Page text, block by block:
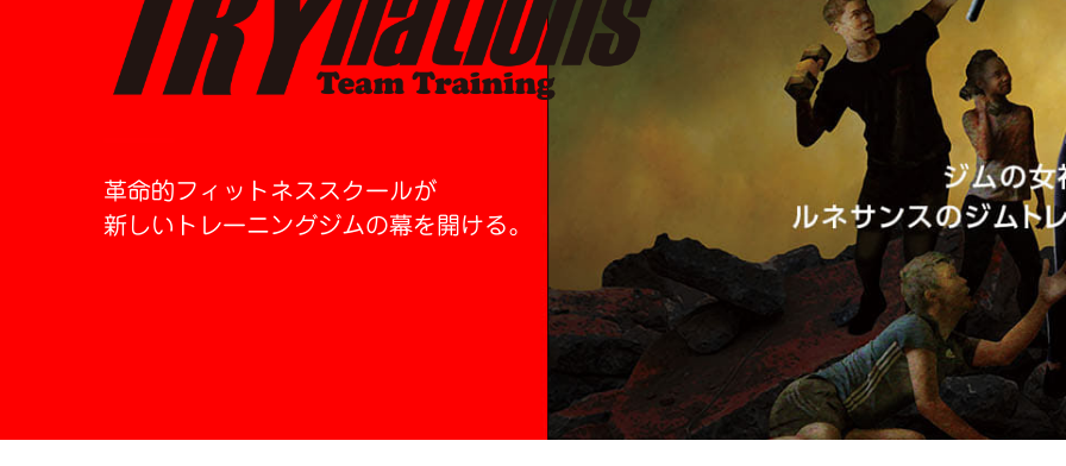
革命的フィットネススクールが
新しいトレーニングジムの幕を開ける。